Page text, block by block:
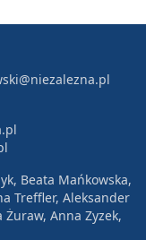
Beata Mańkowska,
Treffler, Aleksander
Żuraw, Anna Zyzek,